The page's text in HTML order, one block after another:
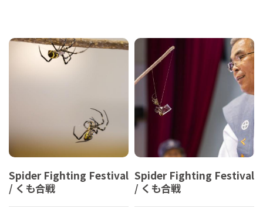
Spider Fighting Festival
/ くも合戦
Spider Fighting Festival
/ くも合戦